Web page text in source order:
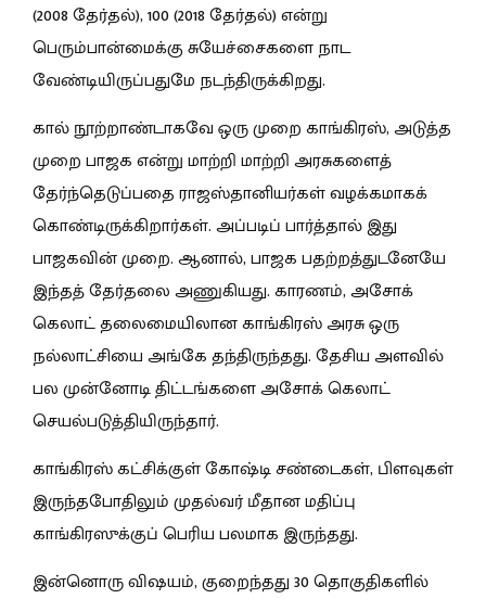
(2008 தேர்தல்), 100 (2018 தேர்தல்) என்று
பெரும்பான்மைக்கு சுயேச்சைகளை நாட
வேண்டியிருப்பதுமே நடந்திருக்கிறது.
கால் நூற்றாண்டாகவே ஒரு முறை காங்கிரஸ், அடுத்த
முறை பாஜக என்று மாற்றி மாற்றி அரசுகளைத்
தேர்ந்தெடுப்பதை ராஜஸ்தானியர்கள் வழக்கமாகக்
கொண்டிருக்கிறார்கள். அப்படிப் பார்த்தால் இது
பாஜகவின் முறை. ஆனால், பாஜக பதற்றத்துடனேயே
இந்தத் தேர்தலை அணுகியது. காரணம், அசோக்
கெலாட் தலைமையிலான காங்கிரஸ் அரசு ஒரு
நல்லாட்சியை அங்கே தந்திருந்தது. தேசிய அளவில்
பல முன்னோடி திட்டங்களை அசோக் கெலாட்
செயல்படுத்தியிருந்தார்.
காங்கிரஸ் கட்சிக்குள் கோஷ்டி சண்டைகள், பிளவுகள்
இருந்தபோதிலும் முதல்வர் மீதான மதிப்பு
காங்கிரஸுக்குப் பெரிய பலமாக இருந்தது.
இன்னொரு விஷயம், குறைந்தது 30 தொகுதிகளில்